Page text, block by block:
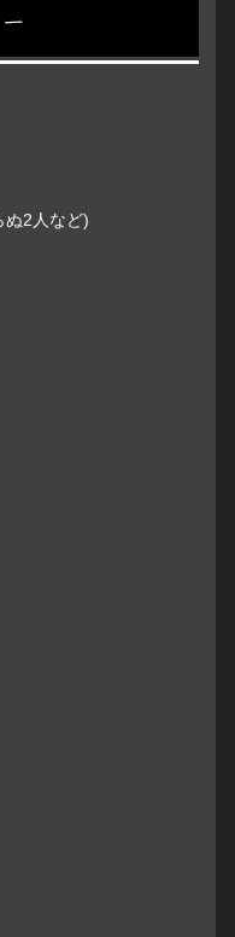
ぬ2人など)